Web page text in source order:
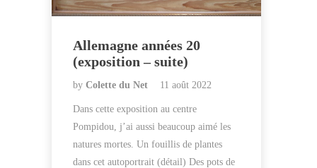
Allemagne années 20
(exposition – suite)
by Colette du Net 11 août 2022
Dans cette exposition au centre
Pompidou, j’ai aussi beaucoup aimé les
natures mortes. Un fouillis de plantes
dans cet autoportrait (détail) Des pots de